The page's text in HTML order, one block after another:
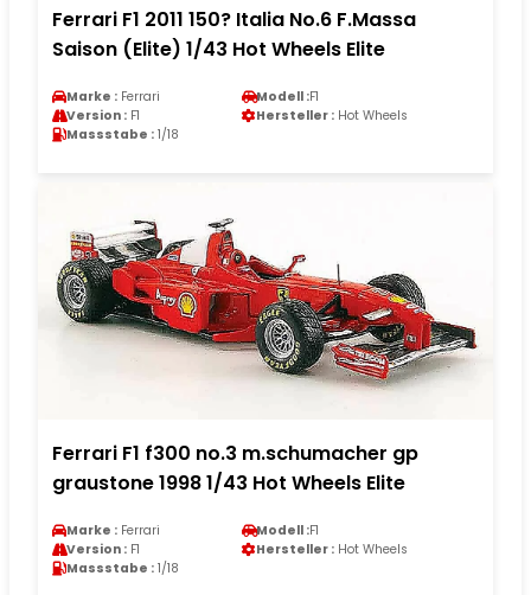
Ferrari F1 2011 150? Italia No.6 F.Massa
Saison (Elite) 1/43 Hot Wheels Elite
Marke : Ferrari Modell :F1
Version : F1 Hersteller : Hot Wheels
Massstabe : 1/18
Ferrari F1 f300 no.3 m.schumacher gp
graustone 1998 1/43 Hot Wheels Elite
Marke : Ferrari Modell :F1
Version : F1 Hersteller : Hot Wheels
Massstabe : 1/18